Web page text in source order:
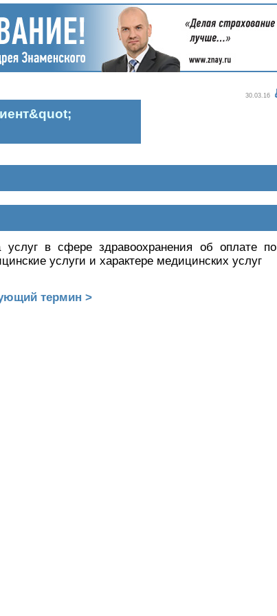
30.03.16
услуг в сфере здравоохранения об оплате по
услуги и характере медицинских услуг
термин >